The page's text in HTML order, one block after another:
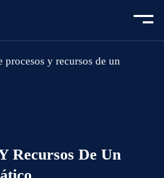
procesos y recursos de un
Recursos De Un